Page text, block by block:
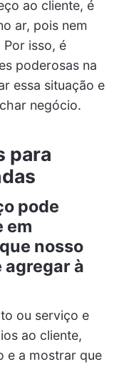
ao cliente, é
ar, pois nem
isso, é
poderosas na
essa situação e
negócio.
para
pode
em
nosso
à
ou serviço e
ao cliente,
e a mostrar que